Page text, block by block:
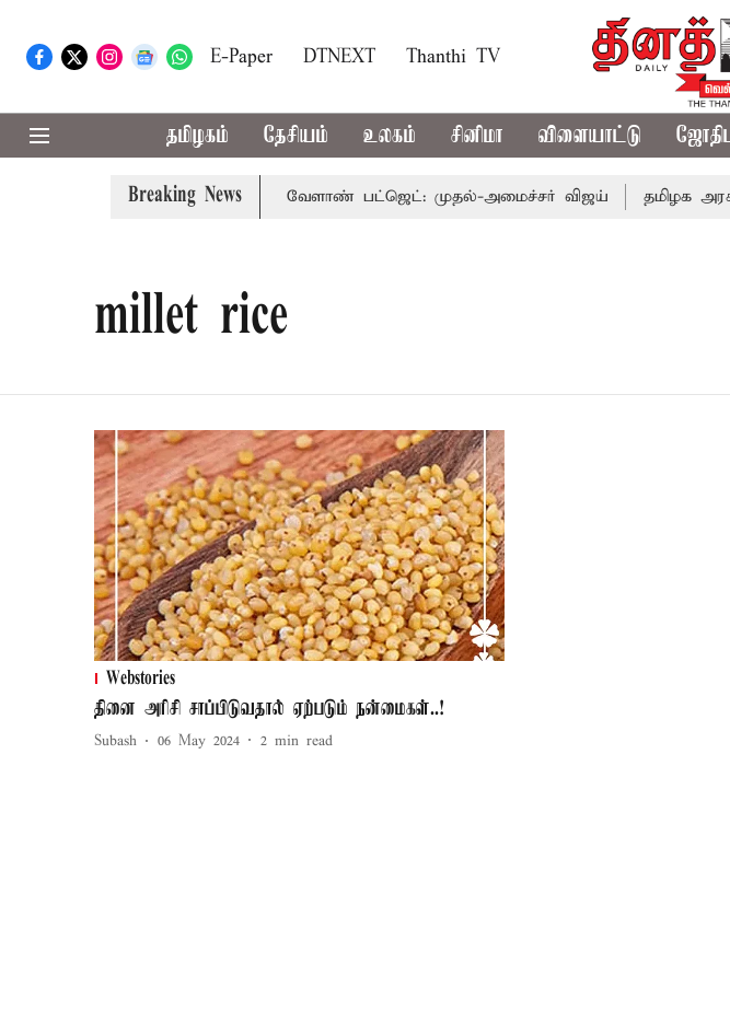
E-Paper DTNEXT Thanthi TV
தமிழகம் தேசியம் உலகம் சினிமா விளையாட்டு
Breaking News
பார்வையுடன் கூடிய வேளாண் பட்ஜெட்: முதல்-அமைச்சர் விஜய் தமிழக
millet rice
Webstories
தினை அரிசி சாப்பிடுவதால் ஏற்படும் நன்மைகள்..!
Subash 06 May 2024 2 min read